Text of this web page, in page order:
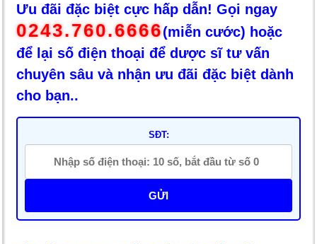
Ưu đãi đặc biệt cực hấp dẫn! Gọi ngay
0243.760.6666(miễn cước) hoặc
để lại số điện thoại để dược sĩ tư vấn
chuyên sâu và nhận ưu đãi đặc biệt dành
cho bạn..
SĐT:
GỬI